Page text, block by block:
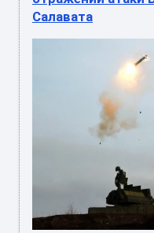
Салавата